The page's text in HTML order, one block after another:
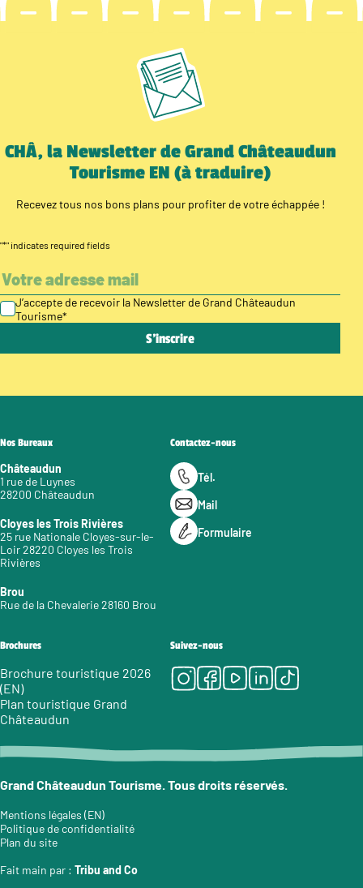
CHÂ, la Newsletter de Grand Châteaudun
Tourisme EN (à traduire)
Recevez tous nos bons plans pour profiter de votre échappée !
"*" indicates required fields
J’accepte de recevoir la Newsletter de Grand Châteaudun
Tourisme*
Nos Bureaux
Châteaudun
1 rue de Luynes
28200 Châteaudun
Cloyes les Trois Rivières
25 rue Nationale Cloyes-sur-le-
Loir 28220 Cloyes les Trois
Rivières
Brou
Rue de la Chevalerie 28160 Brou
Contactez-nous
Tél.
Mail
Formulaire
Brochures
Brochure touristique 2026
(EN)
Plan touristique Grand
Châteaudun
Suivez-nous
Instagram
Facebook
Youtube
LinkedIn
Tiktok
Grand Châteaudun Tourisme. Tous droits réservés.
Mentions légales (EN)
Politique de confidentialité
Plan du site
Fait main par : Tribu and Co